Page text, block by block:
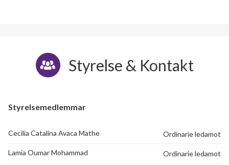
Styrelse & Kontakt
Styrelsemedlemmar
Cecilia Catalina Avaca Mathe Ordinarie ledamot
Lamia Oumar Mohammad Ordinarie ledamot